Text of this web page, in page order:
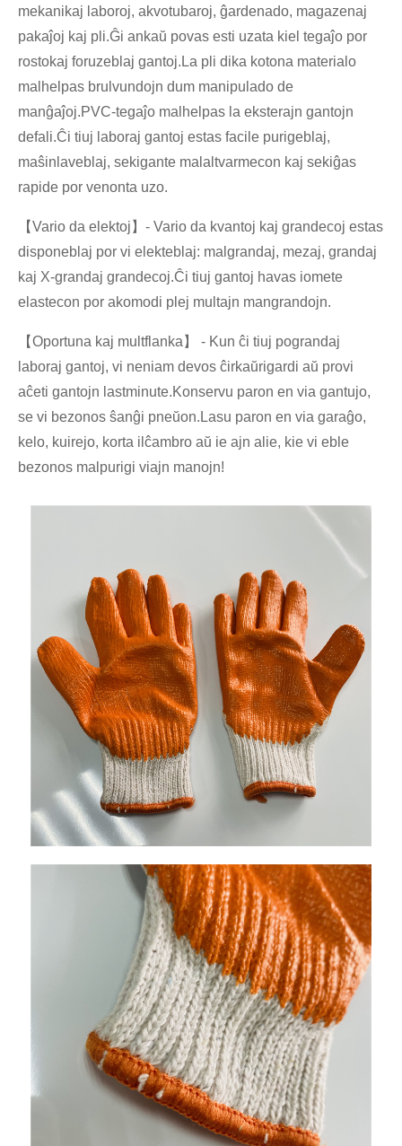
mekanikaj laboroj, akvotubaroj, ĝardenado, magazenaj
pakaĵoj kaj pli.Ĝi ankaŭ povas esti uzata kiel tegaĵo por
rostokaj foruzeblaj gantoj.La pli dika kotona materialo
malhelpas brulvundojn dum manipulado de
manĝaĵoj.PVC-tegaĵo malhelpas la eksterajn gantojn
defali.Ĉi tiuj laboraj gantoj estas facile purigeblaj,
maŝinlaveblaj, sekigante malaltvarmecon kaj sekiĝas
rapide por venonta uzo.
【Vario da elektoj】- Vario da kvantoj kaj grandecoj estas
disponeblaj por vi elekteblaj: malgrandaj, mezaj, grandaj
kaj X-grandaj grandecoj.Ĉi tiuj gantoj havas iomete
elastecon por akomodi plej multajn mangrandojn.
【Oportuna kaj multflanka】 - Kun ĉi tiuj pograndaj
laboraj gantoj, vi neniam devos ĉirkaŭrigardi aŭ provi
aĉeti gantojn lastminute.Konservu paron en via gantujo,
se vi bezonos ŝanĝi pneŭon.Lasu paron en via garaĝo,
kelo, kuirejo, korta ilĉambro aŭ ie ajn alie, kie vi eble
bezonos malpurigi viajn manojn!